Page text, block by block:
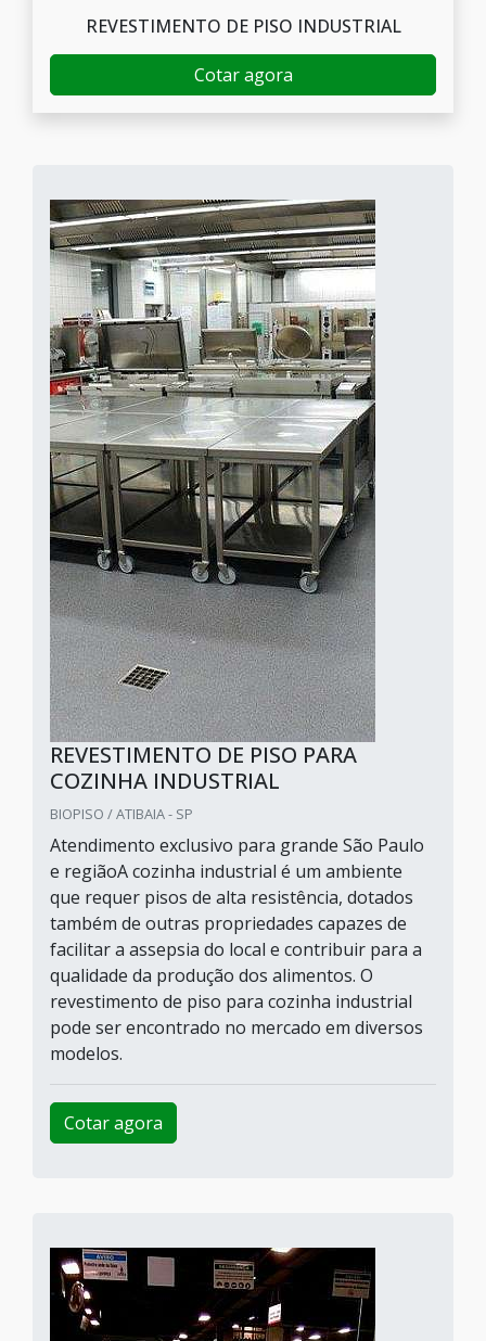
REVESTIMENTO DE PISO INDUSTRIAL
Cotar agora
REVESTIMENTO DE PISO PARA
COZINHA INDUSTRIAL
BIOPISO / ATIBAIA - SP
Atendimento exclusivo para grande São Paulo
e regiãoA cozinha industrial é um ambiente
que requer pisos de alta resistência, dotados
também de outras propriedades capazes de
facilitar a assepsia do local e contribuir para a
qualidade da produção dos alimentos. O
revestimento de piso para cozinha industrial
pode ser encontrado no mercado em diversos
modelos.
Cotar agora